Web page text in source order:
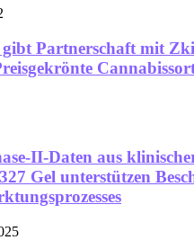
Partnerschaft mit
II-Daten aus
Gel unterstützen